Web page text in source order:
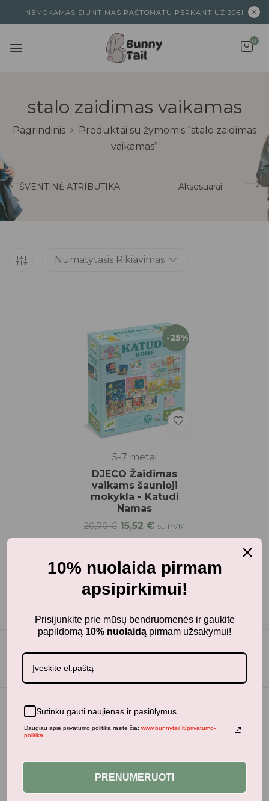
NEMOKAMAS SIUNTIMAS PAŠTOMATU PERKANT UŽ 20€!
0
stalo zaidimas vaikamas
Pagrindinis
Produktai su žymomis “stalo zaidimas
vaikamas”
ŠVENTINĖ ATRIBUTIKA Aksesuarai
Numatytasis Rikiavimas
-25%
5-7 metai
DJECO Žaidimas
vaikams šaunioji
mokykla - Katudi
Namas
20,70€ 15,52 € su PVM
BunnyTail– vaikiškų prekių krautuvėlė, kurioje rasite
10% nuolaida pirmam
apsipirkimui!
Prisijunkite prie mūsų bendruomenės ir gaukite
papildomą 10% nuolaidą pirmam užsakymui!
Sutinku gauti naujienas ir pasiūlymus
Daugiau apie privatumo politiką rasite čia: www.bunnytail.lt/privatumo-
politika
PRENUMERUOTI